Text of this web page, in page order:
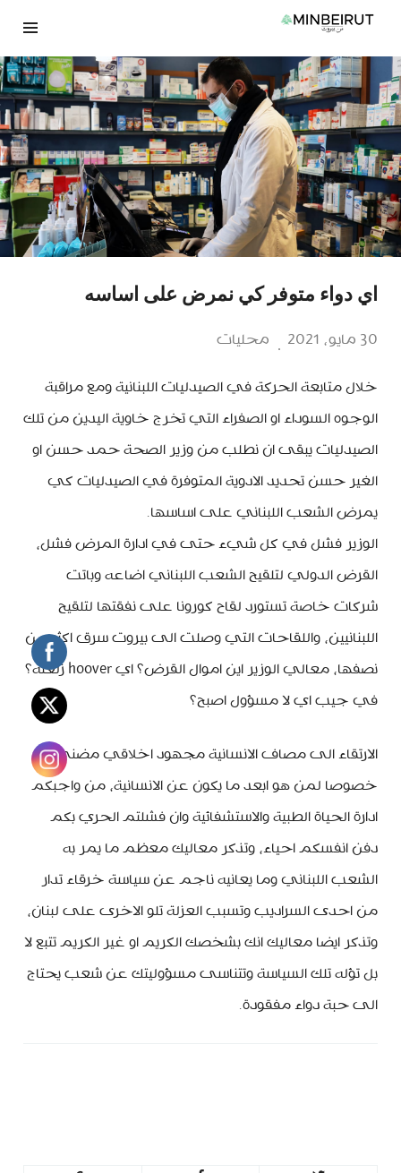
انتقل
المحتوى
اي دواء متوفر كي نمرض على اساسه
30 مايو، 2021 محليات
خلال متابعة الحركة في الصيدليات اللبنانية ومع مراقبة
الوجوه السوداء او الصفراء التي تخرج خاوية اليدين من تلك
الصيدليات يبقى ان نطلب من وزير الصحة حمد حسن او
الغير حسن تحديد الادوية المتوفرة في الصيدليات كي
يمرض الشعب اللبناني على اساسها.
الوزير فشل في كل شيء حتى في ادارة المرض فشل،
القرض الدولي لتلقيح الشعب اللبناني اضاعه وباتت
شركات خاصة تستورد لقاح كورونا على نفقتها لتلقيح
اللبنانيين، واللقاحات التي وصلت الى بيروت سرق اكثر من
نصفها، معالي الوزير اين اموال القرض؟ اي hoover زلعته؟
في جيب اي لا مسؤول اصبح؟
الارتقاء الى مصاف الانسانية مجهود اخلاقي مضني
خصوصا لمن هو ابعد ما يكون عن الانسانية، من واجبكم
ادارة الحياة الطبية والاستشفائية وان فشلتم الحري بكم
دفن انفسكم احياء، وتذكر معاليك معظم ما يمر به
الشعب اللبناني وما يعانيه ناجم عن سياسة خرقاء تدار
من احدى السراديب وتسبب العزلة تلو الاخرى على لبنان،
وتذكر ايضا معاليك انك بشخصك الكريم او غير الكريم تتبع لا
بل تؤله تلك السياسة وتتناسى مسؤوليتك عن شعب يحتاج
الى حبة دواء مفقودة.